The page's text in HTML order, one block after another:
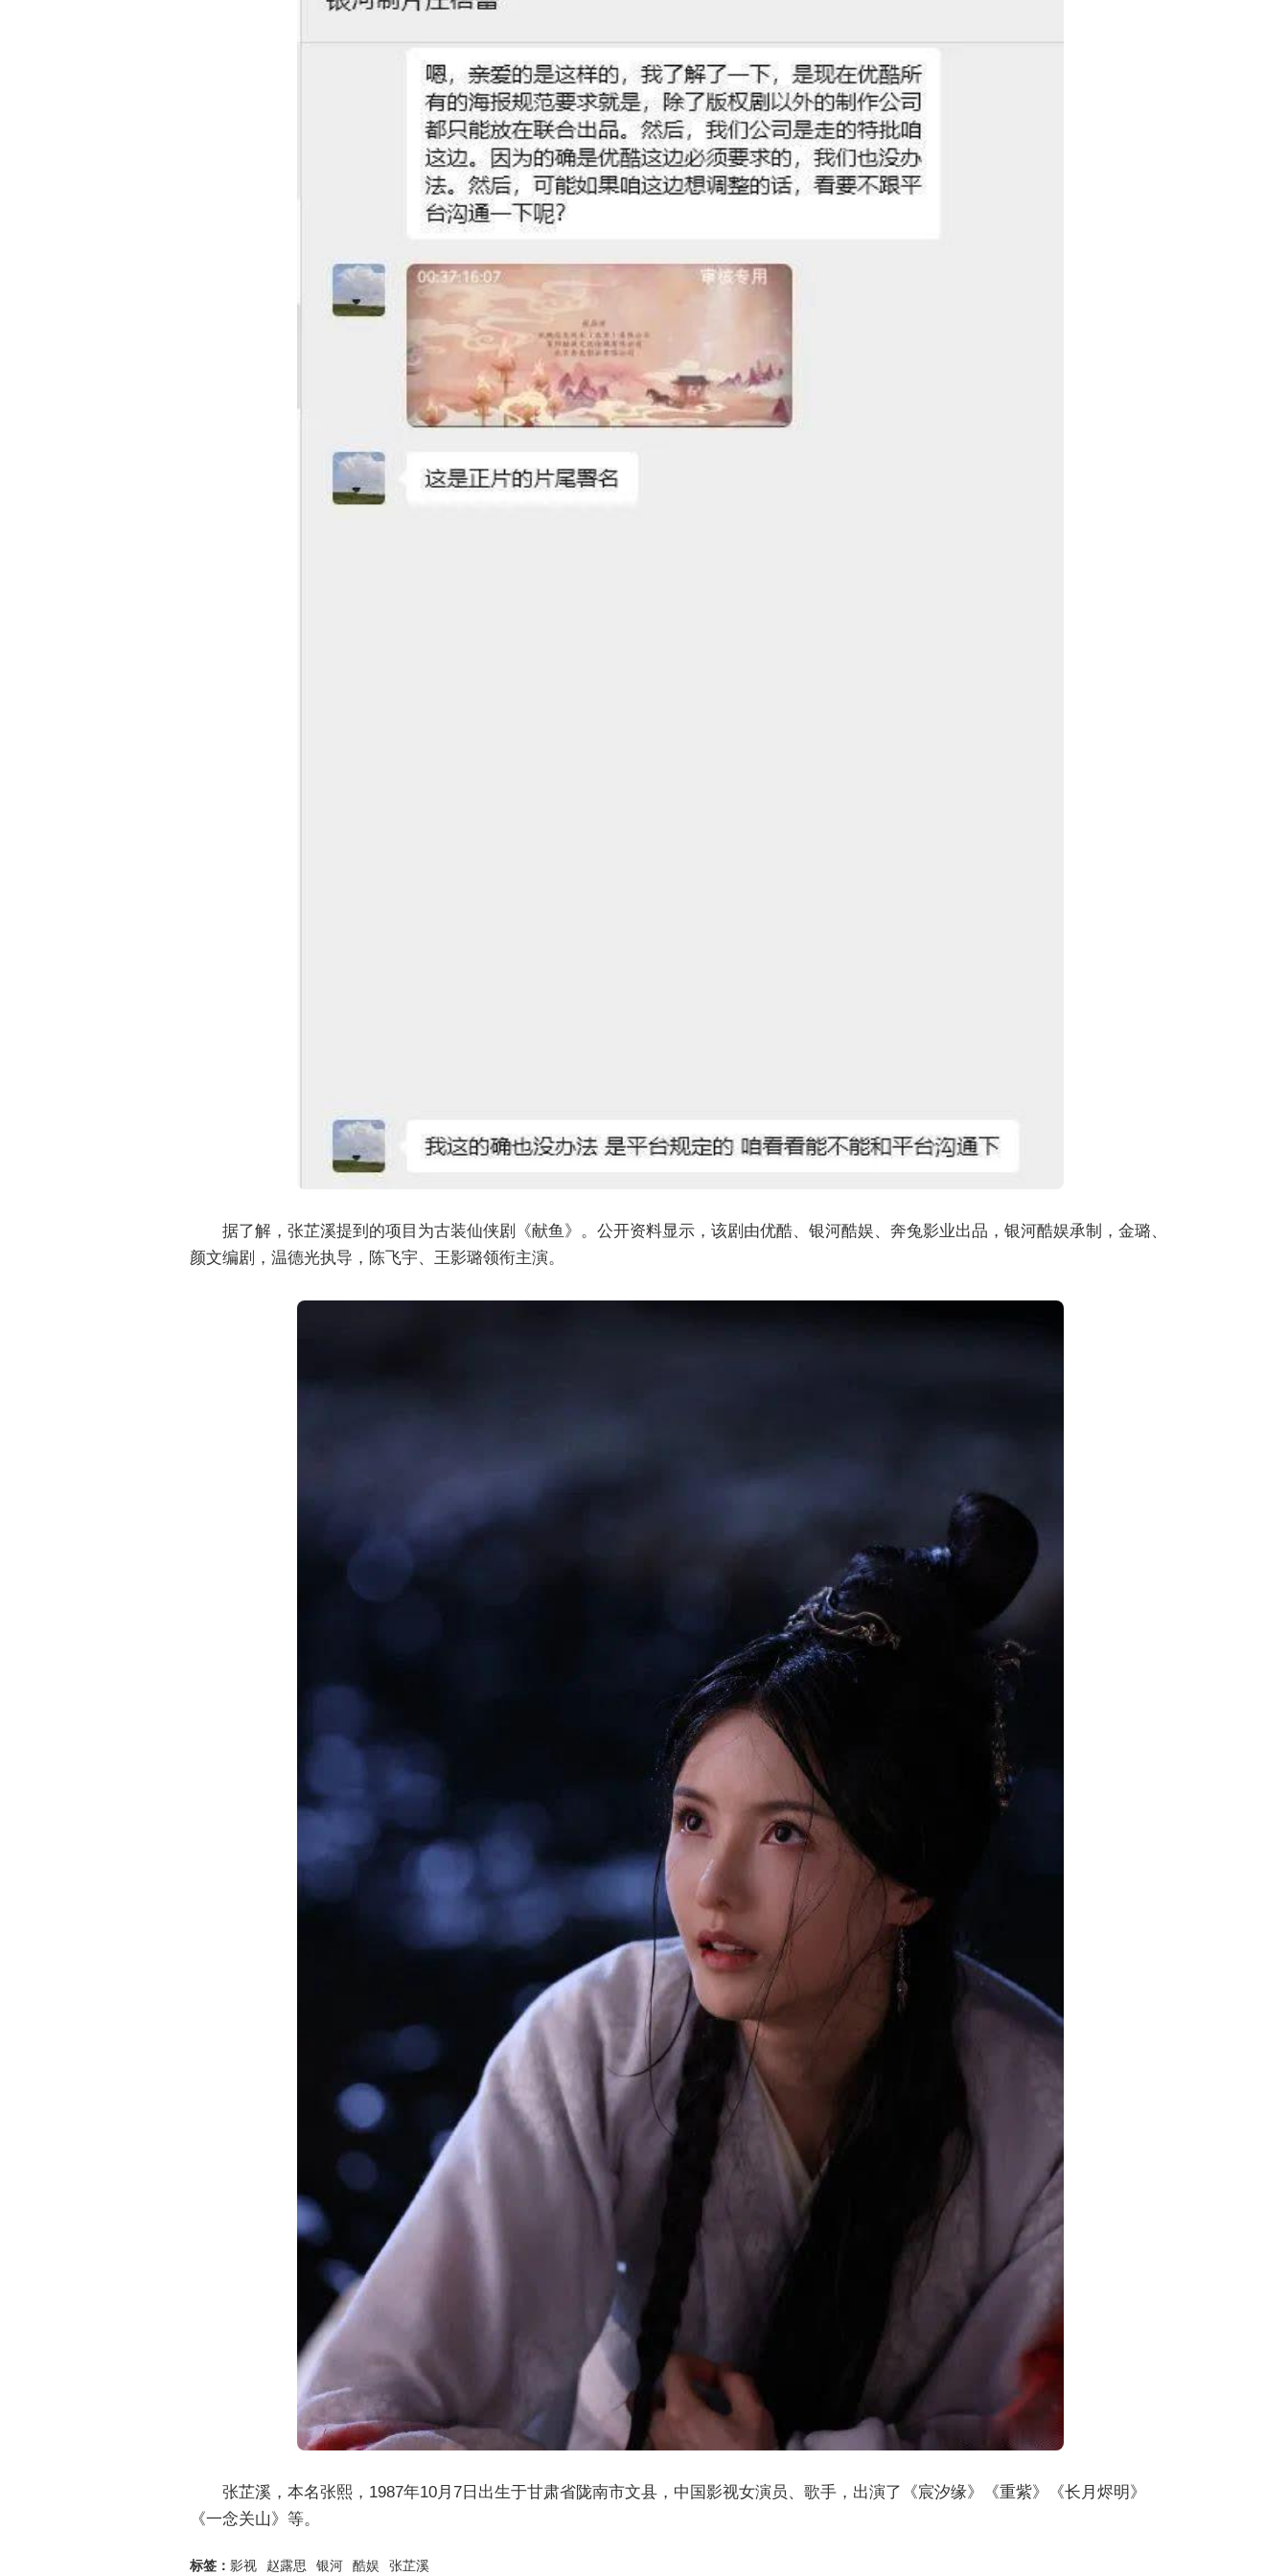
据了解，张芷溪提到的项目为古装仙侠剧《献鱼》。公开资料显示，该剧由优酷、银河酷娱、奔兔影业出品，银河酷娱承制，金璐、
颜文编剧，温德光执导，陈飞宇、王影璐领衔主演。
张芷溪，本名张熙，1987年10月7日出生于甘肃省陇南市文县，中国影视女演员、歌手，出演了《宸汐缘》《重紫》《长月烬明》
《一念关山》等。
标签： 影视 赵露思 银河 酷娱 张芷溪